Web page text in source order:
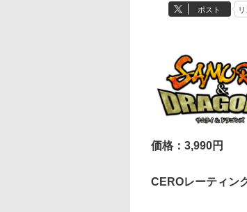
ポスト
価格：3,990円
CEROレーティン